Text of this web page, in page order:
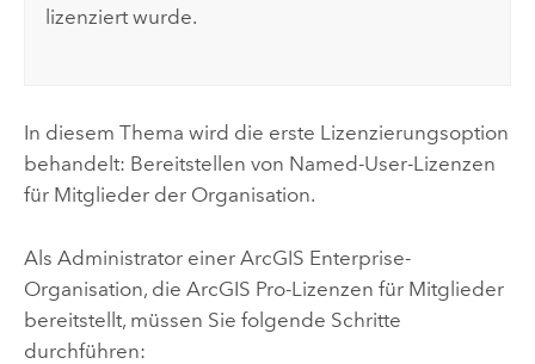
lizenziert wurde.
In diesem Thema wird die erste Lizenzierungsoption
behandelt: Bereitstellen von Named-User-Lizenzen
für Mitglieder der Organisation.
Als Administrator einer ArcGIS Enterprise-
Organisation, die ArcGIS Pro-Lizenzen für Mitglieder
bereitstellt, müssen Sie folgende Schritte
durchführen: